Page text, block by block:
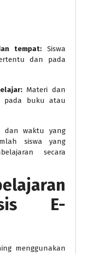
tempat: Siswa
dan pada
Materi dan
pada buku atau
dan waktu yang
siswa yang
secara
E-
menggunakan